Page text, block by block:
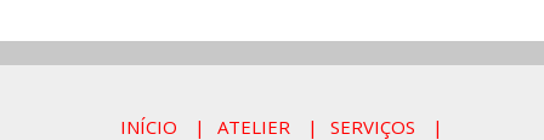
INÍCIO ATELIER
SERVIÇOS